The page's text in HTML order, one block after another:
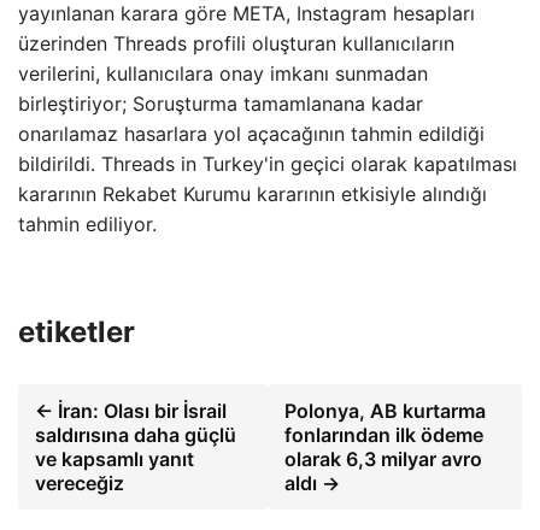
yayınlanan karara göre META, Instagram hesapları
üzerinden Threads profili oluşturan kullanıcıların
verilerini, kullanıcılara onay imkanı sunmadan
birleştiriyor; Soruşturma tamamlanana kadar
onarılamaz hasarlara yol açacağının tahmin edildiği
bildirildi. Threads in Turkey'in geçici olarak kapatılması
kararının Rekabet Kurumu kararının etkisiyle alındığı
tahmin ediliyor.
etiketler
← İran: Olası bir İsrail
saldırısına daha güçlü
ve kapsamlı yanıt
vereceğiz
Polonya, AB kurtarma
fonlarından ilk ödeme
olarak 6,3 milyar avro
aldı →